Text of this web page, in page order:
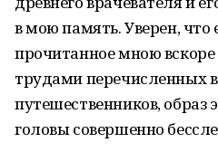
в мою память. Уверен, что
прочитанное мною вскоре
трудами перечисленных
путешественников, образ
головы совершенно